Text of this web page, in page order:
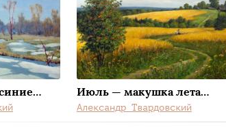
Июль — макушка лета…
Александр Твардовский